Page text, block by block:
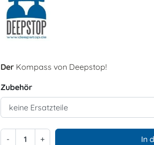
Der Kompass von Deepstop!
Zubehör
- + In